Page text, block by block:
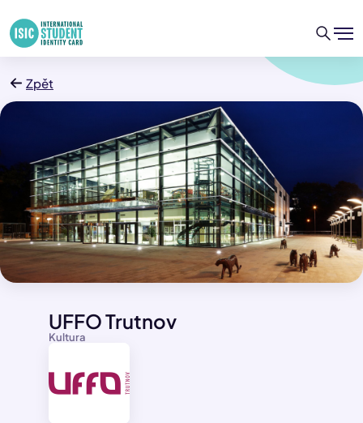
Zpět
Kultura
UFFO Trutnov